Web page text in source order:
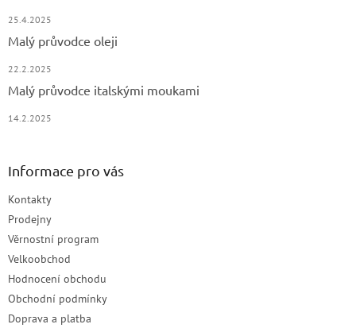
25.4.2025
Malý průvodce oleji
22.2.2025
Malý průvodce italskými moukami
14.2.2025
Informace pro vás
Kontakty
Prodejny
Věrnostní program
Velkoobchod
Hodnocení obchodu
Obchodní podmínky
Doprava a platba